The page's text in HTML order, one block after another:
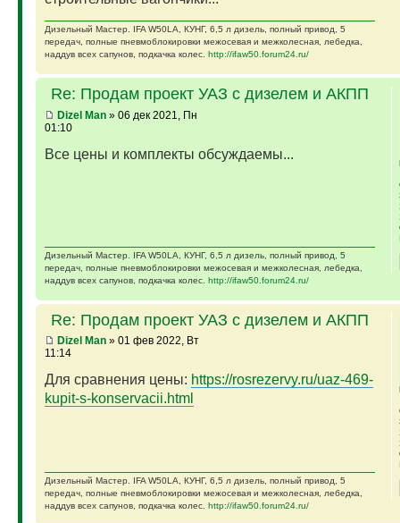
Дизельный Мастер. IFA W50LA, КУНГ, 6,5 л дизель, полный привод, 5
передач, полные пневмоблокировки межосевая и межколесная, лебедка,
наддув всех сапунов, подкачка колес. http://ifaw50.forum24.ru/
Re: Продам проект УАЗ с дизелем и АКПП
Dizel Man» 06 дек 2021, Пн
01:10
Все цены и комплекты обсуждаемы...
Дизельный Мастер. IFA W50LA, КУНГ, 6,5 л дизель, полный привод, 5
передач, полные пневмоблокировки межосевая и межколесная, лебедка,
наддув всех сапунов, подкачка колес. http://ifaw50.forum24.ru/
Re: Продам проект УАЗ с дизелем и АКПП
Dizel Man» 01 фев 2022, Вт
11:14
Для сравнения цены: https://rosrezervy.ru/uaz-469-
kupit-s-konservacii.html
Дизельный Мастер. IFA W50LA, КУНГ, 6,5 л дизель, полный привод, 5
передач, полные пневмоблокировки межосевая и межколесная, лебедка,
наддув всех сапунов, подкачка колес. http://ifaw50.forum24.ru/